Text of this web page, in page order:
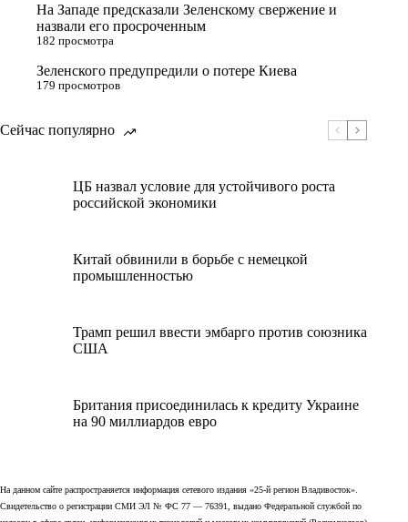
На Западе предсказали Зеленскому свержение и
назвали его просроченным
182 просмотра
Зеленского предупредили о потере Киева
179 просмотров
Сейчас популярно
ЦБ назвал условие для устойчивого роста
российской экономики
Китай обвинили в борьбе с немецкой
промышленностью
Трамп решил ввести эмбарго против союзника
США
Британия присоединилась к кредиту Украине
на 90 миллиардов евро
На данном сайте распространяется информация сетевого издания «25-й регион Владивосток».
Свидетельство о регистрации СМИ ЭЛ № ФС 77 — 76391, выдано Федеральной службой по